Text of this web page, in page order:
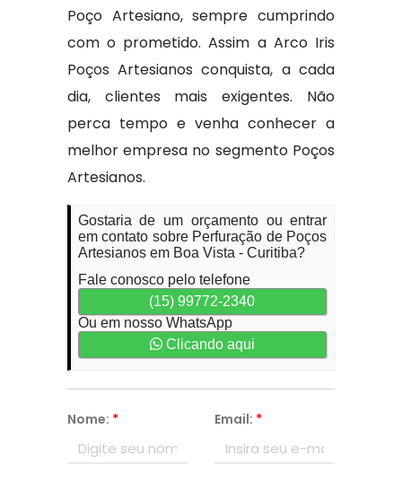
Poço Artesiano, sempre cumprindo
com o prometido. Assim a Arco Iris
Poços Artesianos conquista, a cada
dia, clientes mais exigentes. Não
perca tempo e venha conhecer a
melhor empresa no segmento Poços
Artesianos.
Gostaria de um orçamento ou entrar
em contato sobre Perfuração de Poços
Artesianos em Boa Vista - Curitiba?
Fale conosco pelo telefone
(15) 99772-2340
Ou em nosso WhatsApp
Clicando aqui
Nome: * Email: *